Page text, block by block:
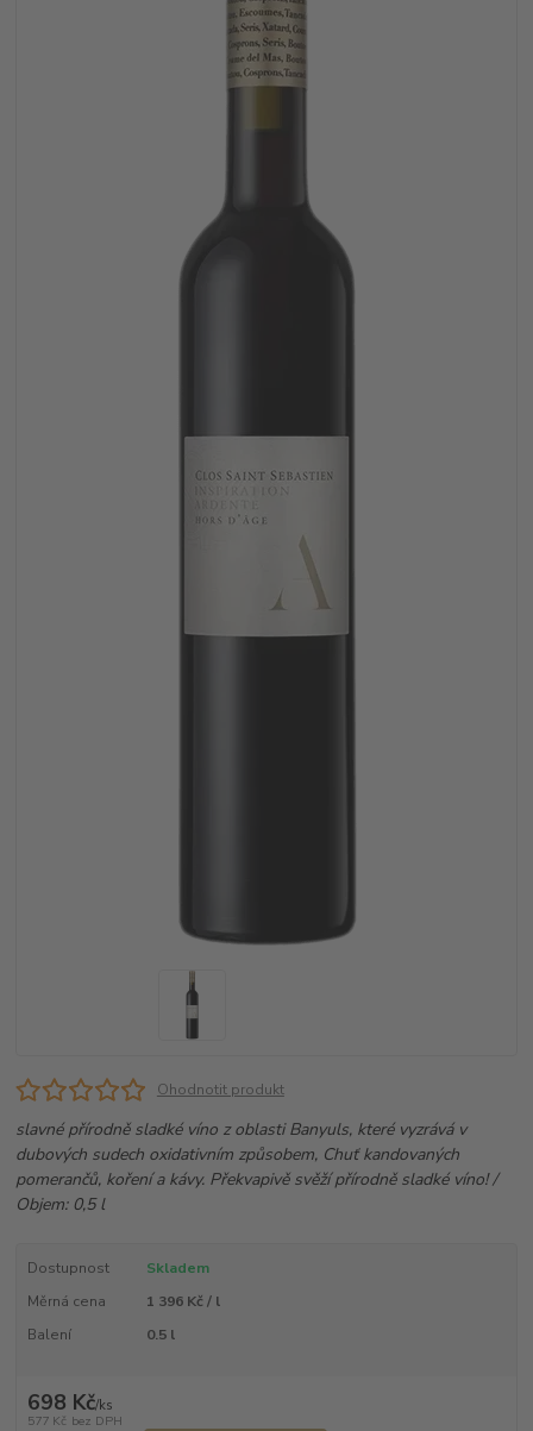
Ohodnotit produkt
slavné přírodně sladké víno z oblasti Banyuls, které vyzrává v
dubových sudech oxidativním způsobem, Chuť kandovaných
pomerančů, koření a kávy. Překvapivě svěží přírodně sladké víno! /
Objem: 0,5 l
Dostupnost
Skladem
Měrná cena
1 396 Kč / l
Balení
0.5 l
698 Kč/ks
577 Kč bez DPH